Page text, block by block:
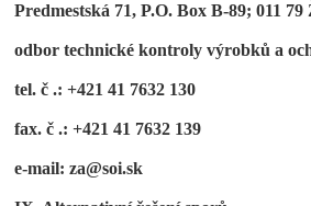
Predmestská 71, P.O. Box B-89; 011
odbor technické kontroly výrobků a
tel. č .: +421 41 7632 130
fax. č .: +421 41 7632 139
e-mail: za@soi.sk